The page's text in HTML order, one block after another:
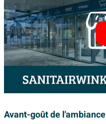
Avant-goût de l'ambiance